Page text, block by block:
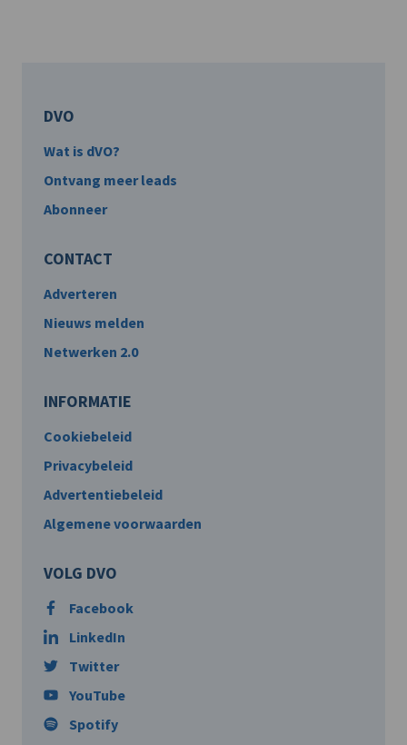
DVO
Wat is dVO?
Ontvang meer leads
Abonneer
CONTACT
Adverteren
Nieuws melden
Netwerken 2.0
INFORMATIE
Cookiebeleid
Privacybeleid
Advertentiebeleid
Algemene voorwaarden
VOLG DVO
Facebook
LinkedIn
Twitter
YouTube
Spotify